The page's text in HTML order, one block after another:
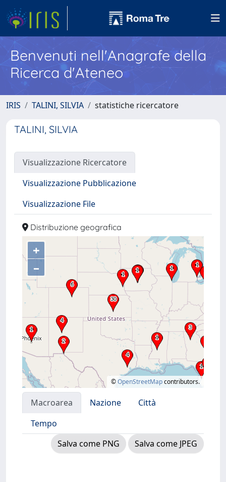
Benvenuti nell'Anagrafe della
Ricerca d'Ateneo
IRIS TALINI, SILVIA statistiche ricercatore
TALINI, SILVIA
Visualizzazione Ricercatore
Visualizzazione Pubblicazione
Visualizzazione File
Distribuzione geografica
+
–
©OpenStreetMapcontributors.
Macroarea Nazione
Città
Tempo
Salva come PNG
Salva come JPEG